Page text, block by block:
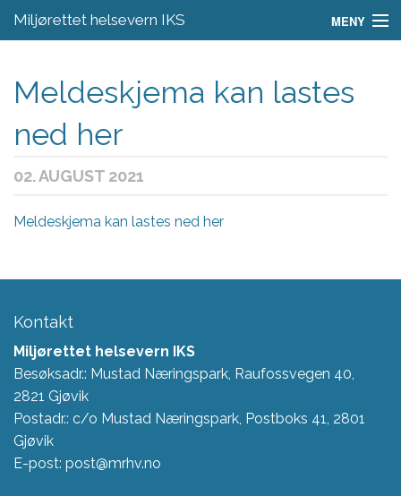
Miljørettet helsevern IKS MENY
Regelverk
Skjema
Om oss
Fagområder
Meldeskjema kan lastes
ned her
02. AUGUST 2021
Meldeskjema kan lastes ned her
Kontakt
Miljørettet helsevern IKS
Besøksadr.: Mustad Næringspark, Raufossvegen 40,
2821 Gjøvik
Postadr.: c/o Mustad Næringspark, Postboks 41, 2801
Gjøvik
E-post: post@mrhv.no